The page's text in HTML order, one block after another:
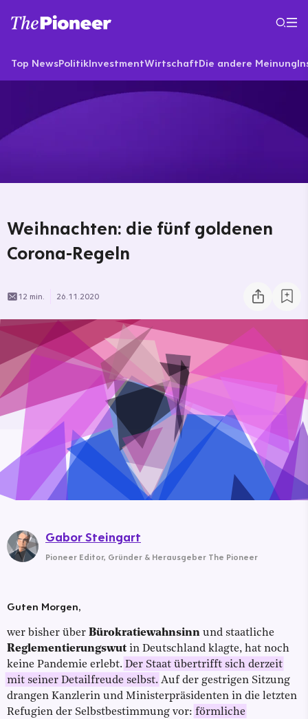
Top NewsPolitikInvestmentWirtschaftDie andere Meinung
Weihnachten: die fünf goldenen
Corona-Regeln
12 min. 26.11.2020
Guten Morgen,
wer bisher über Bürokratiewahnsinn und staatliche
Reglementierungswut in Deutschland klagte, hat noch
keine Pandemie erlebt. Der Staat übertrifft sich derzeit
mit seiner Detailfreude selbst. Auf der gestrigen Sitzung
drangen Kanzlerin und Ministerpräsidenten in die letzten
Refugien der Selbstbestimmung vor: förmliche
Gabor Steingart
Pioneer Editor, Gründer & Herausgeber The Pioneer